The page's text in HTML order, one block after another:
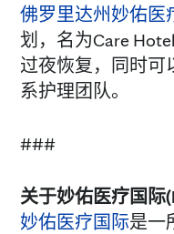
佛罗里达州妙佑医
划，名为Care
过夜恢复，同时可
系护理团队。
###
关于妙佑医疗国际
妙佑医疗国际是一